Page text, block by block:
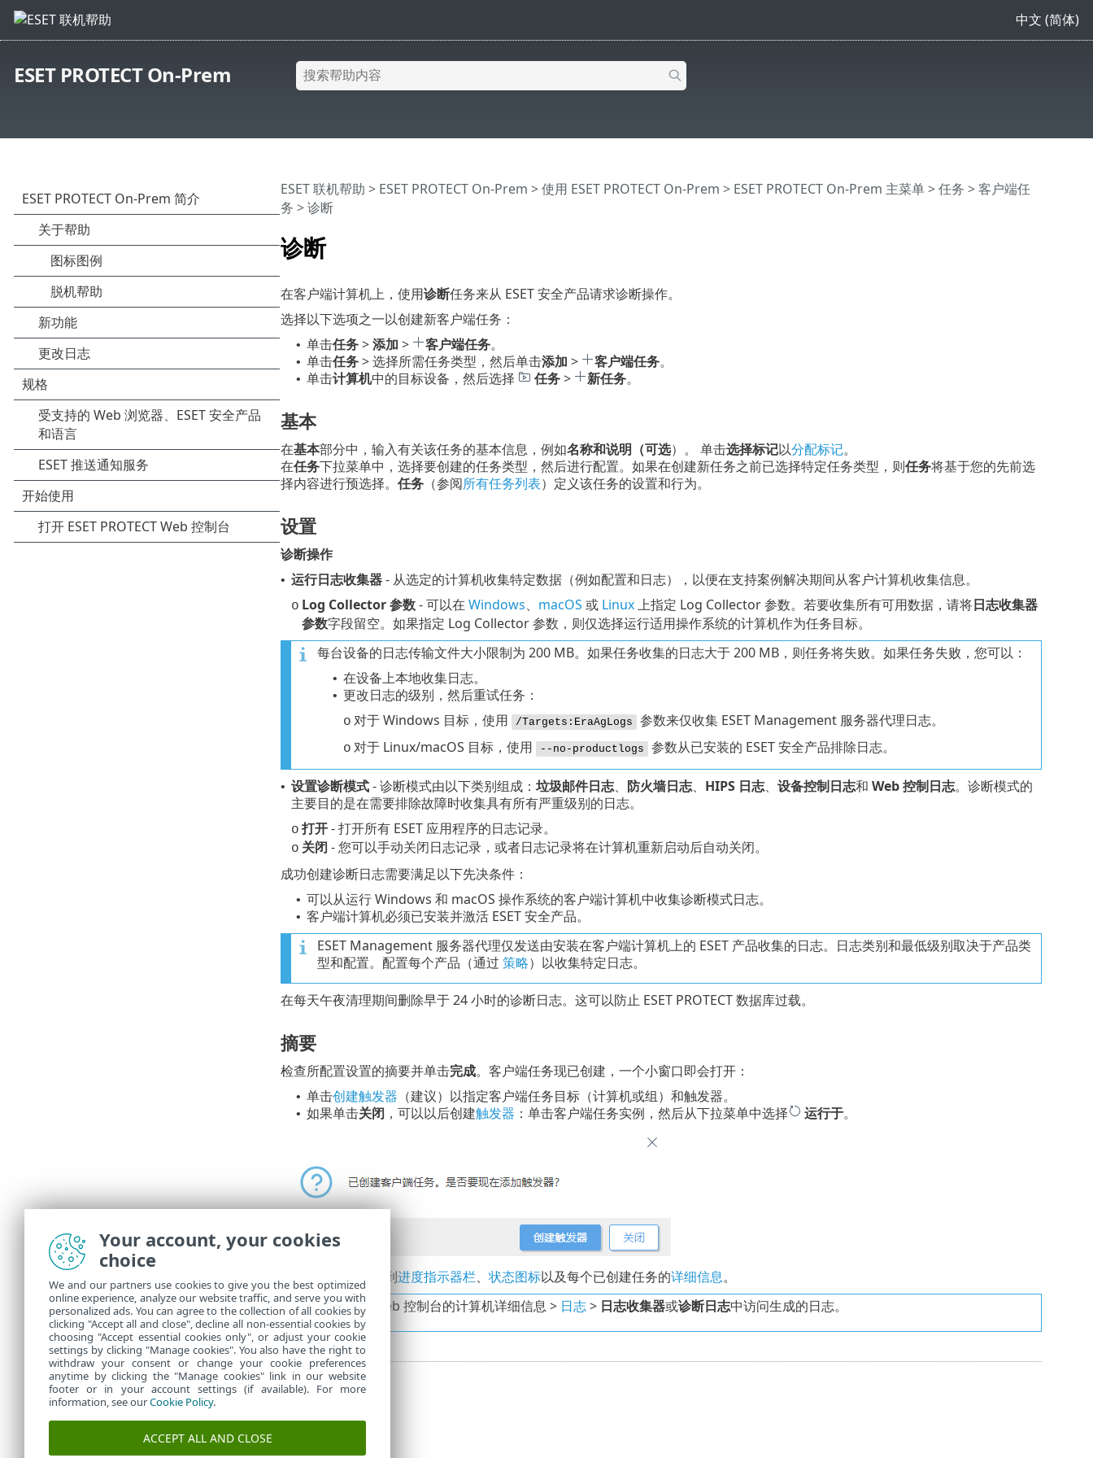
中文 (简体)
ESET PROTECT On-Prem
诊断
ESET 联机帮助 > ESET PROTECT On-Prem >使用 ESET PROTECT On-Prem > ESET PROTECT On-Prem 主菜单>任务 >客户端任
务 > 诊断
在客户端计算机上，使用诊断任务来从 ESET 安全产品请求诊断操作。
选择以下选项之一以创建新客户端任务：
• 单击任务>添加 > 客户端任务。
• 单击任务> 选择所需任务类型，然后单击添加 > 客户端任务。
• 单击计算机中的目标设备，然后选择 任务> 新任务。
基本
在基本部分中，输入有关该任务的基本信息，例如名称和说明（可选）。 单击选择标记以分配标记。
在任务下拉菜单中，选择要创建的任务类型，然后进行配置。如果在创建新任务之前已选择特定任务类型，则任务将基于您的先前选
择内容进行预选择。 任务（参阅所有任务列表）定义该任务的设置和行为。
设置
诊断操作
• 运行日志收集器- 从选定的计算机收集特定数据（例如配置和日志），以便在支持案例解决期间从客户计算机收集信息。
o Log Collector 参数- 可以在 Windows、 macOS 或 Linux上指定 Log Collector 参数。若要收集所有可用数据，请将日志收集器
参数字段留空。如果指定 Log Collector 参数，则仅选择运行适用操作系统的计算机作为任务目标。
每台设备的日志传输文件大小限制为 200 MB。如果任务收集的日志大于 200 MB，则任务将失败。如果任务失败，您可以：
• 在设备上本地收集日志。
• 更改日志的级别，然后重试任务：
o 对于 Windows 目标，使用 /Targets:EraAgLogs 参数来仅收集 ESET Management 服务器代理日志。
o 对于 Linux/macOS 目标，使用 --no-productlogs 参数从已安装的 ESET 安全产品排除日志。
• 设置诊断模式- 诊断模式由以下类别组成： 垃圾邮件日志、 防火墙日志、 HIPS 日志、 设备控制日志和 Web 控制日志。诊断模式的
主要目的是在需要排除故障时收集具有所有严重级别的日志。
o 打开- 打开所有 ESET 应用程序的日志记录。
o 关闭 - 您可以手动关闭日志记录，或者日志记录将在计算机重新启动后自动关闭。
成功创建诊断日志需要满足以下先决条件：
• 可以从运行 Windows 和 macOS 操作系统的客户端计算机中收集诊断模式日志。
• 客户端计算机必须已安装并激活 ESET 安全产品。
ESET Management 服务器代理仅发送由安装在客户端计算机上的 ESET 产品收集的日志。日志类别和最低级别取决于产品类
型和配置。配置每个产品（通过 策略）以收集特定日志。
在每天午夜清理期间删除早于 24 小时的诊断日志。这可以防止 ESET PROTECT 数据库过载。
摘要
检查所配置设置的摘要并单击完成。客户端任务现已创建，一个小窗口即会打开：
• 单击创建触发器 （建议）以指定客户端任务目标（计算机或组）和触发器。
• 如果单击关闭 ，可以以后创建触发器 ：单击客户端任务实例，然后从下拉菜单中选择 运行于。
任务 中，可以看到进度指示器栏、 状态图标以及每个已创建任务的详细信息。
您可以从 Web 控制台的计算机详细信息 > 日志> 日志收集器或诊断日志中访问生成的日志。
Your account, your cookies
choice
We and our partners use cookies to give you the best optimized
online experience, analyze our website traffic, and serve you with
personalized ads. You can agree to the collection of all cookies by
clicking "Accept all and close", decline all non-essential cookies by
choosing "Accept essential cookies only", or adjust your cookie
settings by clicking "Manage cookies". You also have the right to
withdraw your consent or change your cookie preferences
anytime by clicking the "Manage cookies" link in our website
footer or in your account settings (if available). For more
information, see ourCookie Policy.
ACCEPT ALL AND CLOSE